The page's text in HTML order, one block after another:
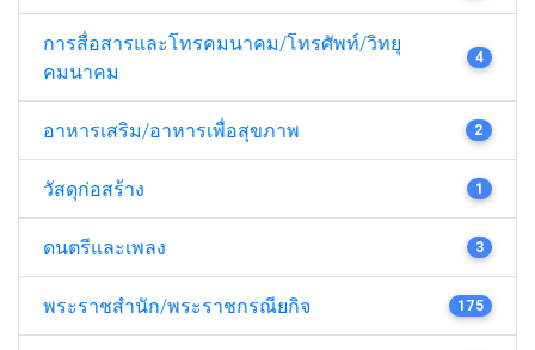
การสื่อสารและโทรคมนาคม/โทรศัพท์/วิทยุ
คมนาคม
4
อาหารเสริม/อาหารเพื่อสุขภาพ 2
วัสดุก่อสร้าง 1
ดนตรีและเพลง 3
พระราชสำนัก/พระราชกรณียกิจ 175